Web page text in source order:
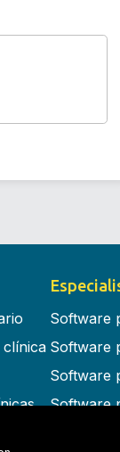
Software
Software
Software
Software